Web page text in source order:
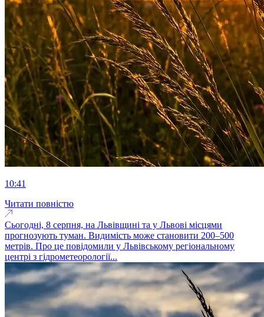
10:41
Читати повністю
Сьогодні, 8 серпня, на Львівщині та у Львові місцями
прогнозують туман. Видимість може становити 200–500
метрів. Про це повідомили у Львівському регіональному
центрі з гідрометеорології...